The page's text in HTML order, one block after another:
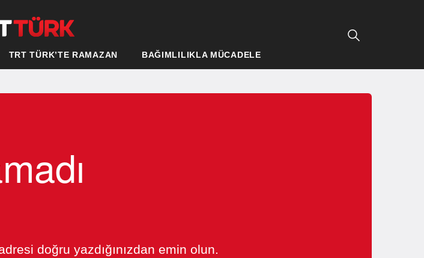
TRT TÜRK’TE RAMAZAN BAĞIMLILIKLA MÜCADELE
doğru yazdığınızdan emin olun.